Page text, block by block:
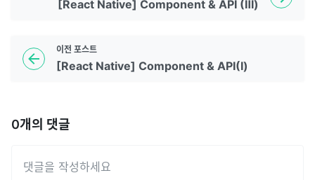
이전 포스트
[React Native] Component & API(Ⅰ)
[React Native] Component & API (Ⅲ)
0개의 댓글